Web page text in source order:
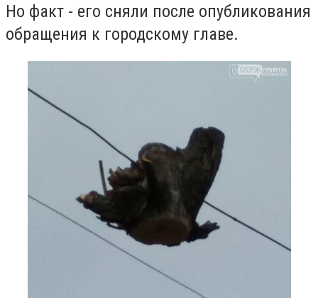
Но факт - его сняли после опубликования
обращения к городскому главе.